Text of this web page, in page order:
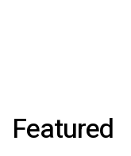
Featured